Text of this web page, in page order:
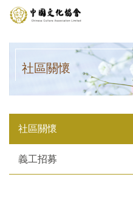
社區關懷
社區關懷
義工招募